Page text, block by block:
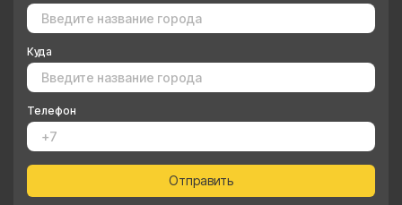
Куда
Телефон